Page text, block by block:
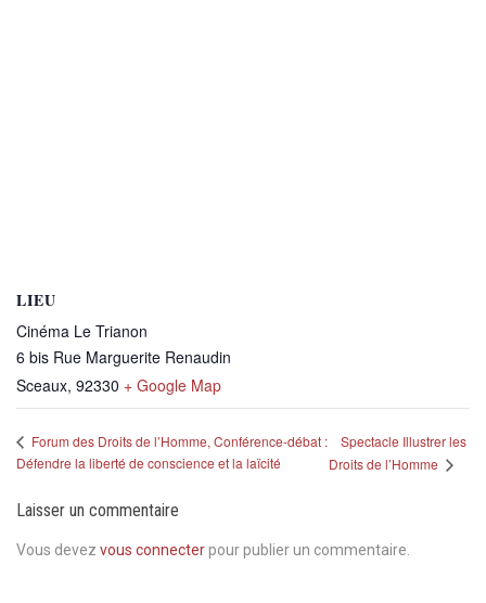
LIEU
Cinéma Le Trianon
6 bis Rue Marguerite Renaudin
Sceaux, 92330 + Google Map
Forum des Droits de l’Homme, Conférence-débat :
Défendre la liberté de conscience et la laïcité
Spectacle Illustrer les
Droits de l’Homme
Laisser un commentaire
Vous devez vous connecterpour publier un commentaire.